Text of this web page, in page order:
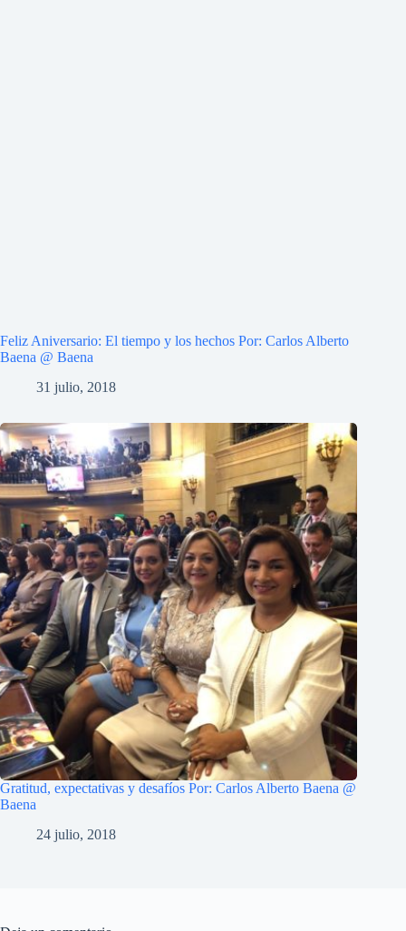
Feliz Aniversario: El tiempo y los hechos Por: Carlos Alberto
Baena @ Baena
31 julio, 2018
Gratitud, expectativas y desafíos Por: Carlos Alberto Baena @
Baena
24 julio, 2018